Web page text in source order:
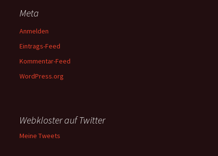
Meta
Anmelden
Eintrags-Feed
Kommentar-Feed
WordPress.org
Webkloster auf Twitter
Meine Tweets